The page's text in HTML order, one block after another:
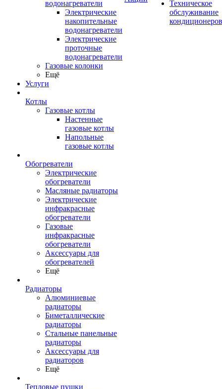
водонагреватели
Электрические
накопительные
водонагреватели
Электрические
проточные
водонагреватели
Газовые колонки
Ещё
Услуги
Котлы
Газовые котлы
Настенные
газовые котлы
Напольные
газовые котлы
Обогреватели
Электрические
обогреватели
Масляные радиаторы
Электрические
инфракрасные
обогреватели
Газовые
инфракрасные
обогреватели
Аксессуары для
обогревателей
Ещё
Радиаторы
Алюминиевые
радиаторы
Биметаллические
радиаторы
Стальные панельные
радиаторы
Аксессуары для
радиаторов
Ещё
Тепловые пушки
Техническое
обслуживание
кондиционеров